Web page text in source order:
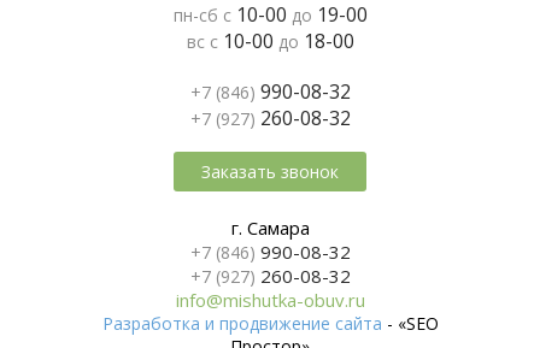
пн-сб с 10-00 до 19-00
вс с 10-00 до 18-00
+7 (846) 990-08-32
+7 (927) 260-08-32
Заказать звонок
г. Самара
+7 (846) 990-08-32
+7 (927) 260-08-32
info@mishutka-obuv.ru
Разработка и продвижение сайта - «SEO